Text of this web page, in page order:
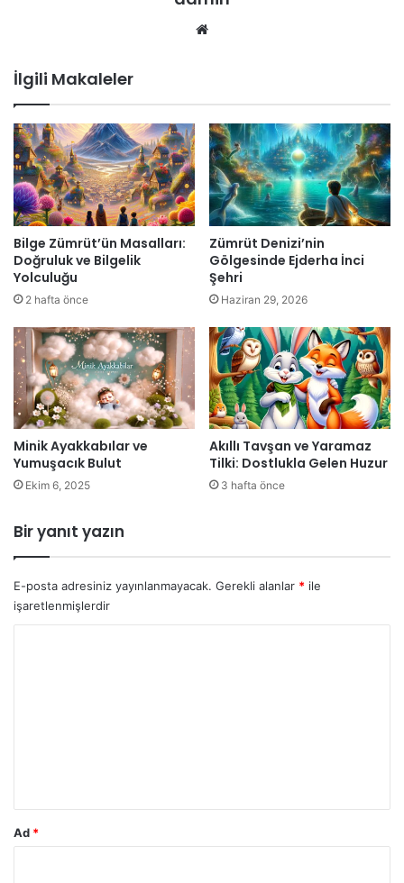
İlgili Makaleler
Bilge Zümrüt’ün Masalları:
Doğruluk ve Bilgelik
Yolculuğu
2 hafta önce
Zümrüt Denizi’nin
Gölgesinde Ejderha İnci
Şehri
Haziran 29, 2026
Minik Ayakkabılar ve
Yumuşacık Bulut
Ekim 6, 2025
Akıllı Tavşan ve Yaramaz
Tilki: Dostlukla Gelen Huzur
3 hafta önce
Bir yanıt yazın
E-posta adresiniz yayınlanmayacak. Gerekli alanlar * ile
işaretlenmişlerdir
Ad *